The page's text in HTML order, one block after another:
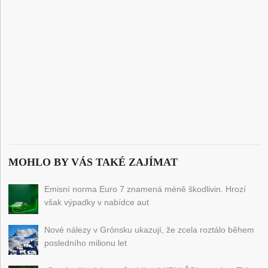
MOHLO BY VÁS TAKÉ ZAJÍMAT
Emisní norma Euro 7 znamená méně škodlivin. Hrozí
však výpadky v nabídce aut
Nové nálezy v Grónsku ukazují, že zcela roztálo během
posledního milionu let